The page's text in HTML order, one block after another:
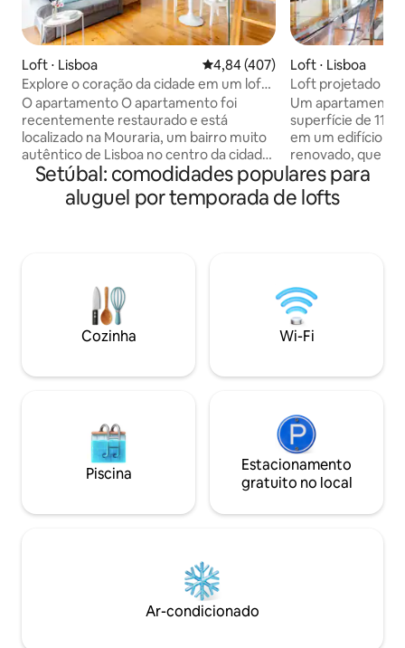
Loft ⋅ Lisboa 4,84 de uma avaliação média de
4,84 (407)
Explore o coração da cidade em um loft
ensolarado
O apartamento O apartamento foi
recentemente restaurado e está
localizado na Mouraria, um bairro muito
autêntico de Lisboa no centro da cidade,
permitindo-lhe desfrutar do verdadeiro
espírito de Lisboa. O apartamento tem
um mezanino (quarto), um banheiro e
chuveiro grande e equipado com
secador de cabelo. - Sala de estar: tem
um sofá com uma TV LED na parede
oposta, ótima luz natural e uma varanda
equipada com fogão, geladeira, micro-
Cabo. Nós também fornecemos lençóis
e toalhas 100% algodão macio, xampu e
gel de banho. The Neighborhood - A
melhor localização para descobrir Lisboa
ótima localização: - a uma curta distância
Bairro Alto e o castelo da cidade - 5
minutos a pé do metrô (estação 'Martim
Moniz') e bonde (número 28E (o 'bonde
turístico') e 15E (para Belém)) - A 10
Loft ⋅ Lisboa
Loft projetado
histórico no topo
Um apartamento
superfície de 112
em um edifício
renovado, que
apartamento de
todo o conforto
apartamento é
equipada.
um quarto
andar superior,
quarto que se
excelência, com
inesquecível. Todas as áreas do
apartamento são
para ajudar durante a
no bairro do
topo de uma das
com edifícios
Setúbal: comodidades populares para
aluguel por temporada de lofts
Cozinha Wi-Fi
Piscina
Estacionamento
gratuito no local
Ar-condicionado